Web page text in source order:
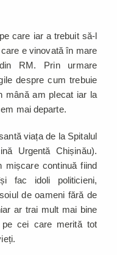
care iar a trebuit să-l
e vinovată în mare
RM. Prin urmare
despre cum trebuie
mână am plecat iar la
mai departe.
viața de la Spitalul
Urgentă Chișinău).
mișcare continuă fiind
fac idoli politicieni,
de oameni fără de
ar trai mult mai bine
cei care merită tot